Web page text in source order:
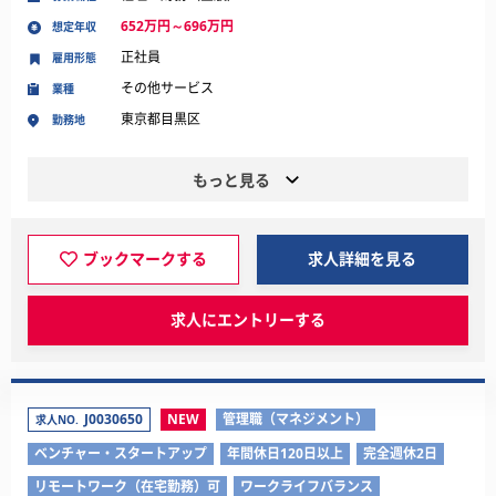
想定年収 652万円～696万円
業種 その他サービス
勤務地 東京都目黒区
雇用形態 正社員
もっと見る
ブックマークする 求人詳細を見る
求人にエントリーする
求人NO. J0030650 NEW
管理職（マネジメント）
ベンチャー・スタートアップ
年間休日120日以上
完全週休2日
リモートワーク（在宅勤務）可
ワークライフバランス